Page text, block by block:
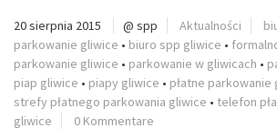
20 sierpnia 2015 @ spp Aktualności
parkowanie gliwice • biuro spp gliwice •
parkowanie gliwice • parkowanie w gliwicach •
piap gliwice • piapy gliwice • płatne parkowanie
strefy płatnego parkowania gliwice • telefon
gliwice
0 Kommentare